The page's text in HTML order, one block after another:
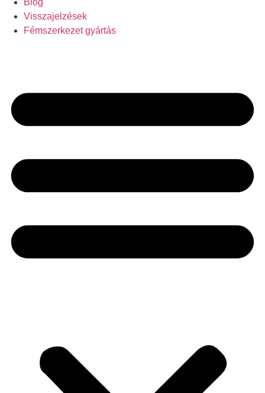
Visszajelzések
Fémszerkezet gyártás